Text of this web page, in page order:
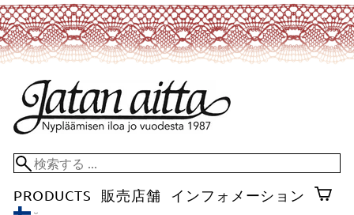
PRODUCTS 販売店舗 インフォメーション